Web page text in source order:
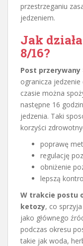
przestrzeganiu
jedzeniem.
Jak
8/16?
Post przerywany
ogranicza
czasie można
następne 16
jedzenia. Taki
korzyści
poprawę
regulację
obniżenie
lepszą
W trakcie postu
ketozy, co
jako głównego
podczas okresu
takie jak woda,